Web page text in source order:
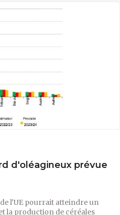
d'oléagineux prévue
l'UE pourrait atteindre un
la production de céréales